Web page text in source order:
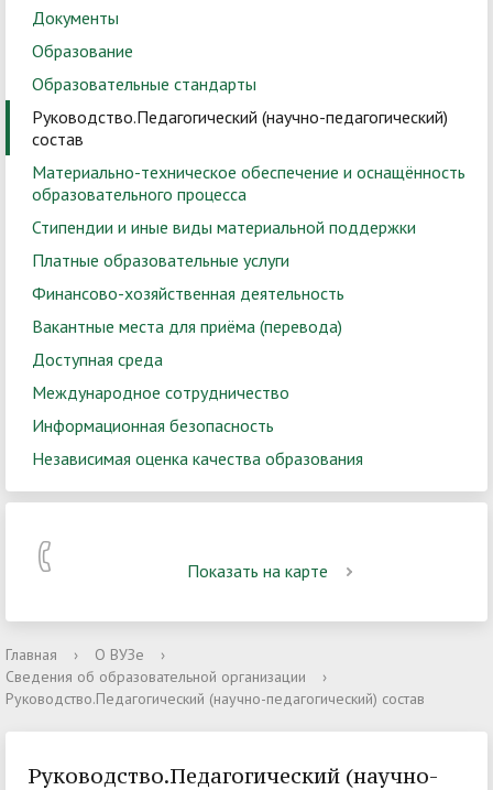
Документы
Образование
Образовательные стандарты
Руководство.Педагогический (научно-педагогический)
состав
Материально-техническое обеспечение и оснащённость
образовательного процесса
Стипендии и иные виды материальной поддержки
Платные образовательные услуги
Финансово-хозяйственная деятельность
Вакантные места для приёма (перевода)
Доступная среда
Международное сотрудничество
Информационная безопасность
Независимая оценка качества образования
Показать на карте
Главная › О ВУЗе
›
Сведения об образовательной организации
›
Руководство.Педагогический (научно-педагогический) состав
Руководство.Педагогический (научно-